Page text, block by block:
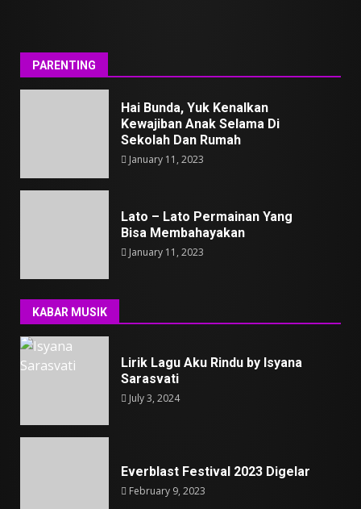
PARENTING
Hai Bunda, Yuk Kenalkan
Kewajiban Anak Selama Di
Sekolah Dan Rumah
January 11, 2023
Lato – Lato Permainan Yang
Bisa Membahayakan
January 11, 2023
KABAR MUSIK
Lirik Lagu Aku Rindu by Isyana
Sarasvati
July 3, 2024
Everblast Festival 2023 Digelar
February 9, 2023